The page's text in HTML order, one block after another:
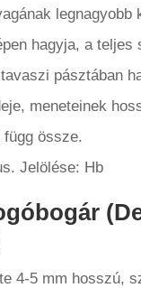
legnagyobb
hagyja, a teljes
pásztában
meneteinek
függ össze.
Jelölése: Hb
4-5 mm hosszú,